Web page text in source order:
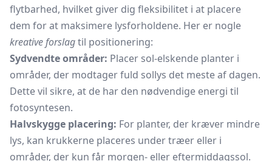
flytbarhed, hvilket giver dig fleksibilitet i at placere
dem for at maksimere lysforholdene. Her er nogle
kreative forslagtil positionering:
Sydvendte områder: Placer sol-elskende planter i
områder, der modtager fuld sollys det meste af dagen.
Dette vil sikre, at de har den nødvendige energi til
fotosyntesen.
Halvskygge placering: For planter, der kræver mindre
lys, kan krukkerne placeres under træer eller i
områder, der kun får morgen- eller eftermiddagssol.